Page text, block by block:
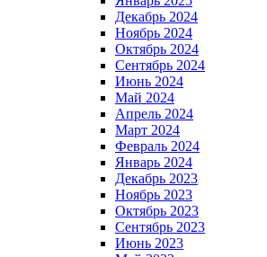
Декабрь 2024
Ноябрь 2024
Октябрь 2024
Сентябрь 2024
Июнь 2024
Май 2024
Апрель 2024
Март 2024
Февраль 2024
Январь 2024
Декабрь 2023
Ноябрь 2023
Октябрь 2023
Сентябрь 2023
Июнь 2023